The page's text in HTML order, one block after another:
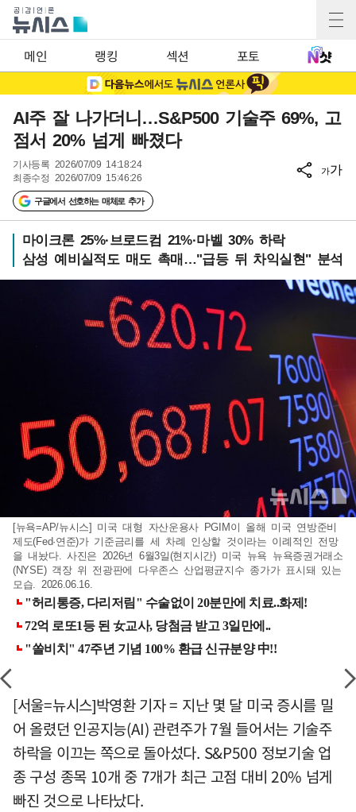
메인 랭킹 섹션 포토
AI주 잘 나가더니…S&P500 기술주 69%, 고
점서 20% 넘게 빠졌다
기사등록 2026/07/09 14:18:24
최종수정 2026/07/09 15:46:26
구글에서 선호하는 매체로 추가
가가
마이크론 25%·브로드컴 21%·마벨 30% 하락
삼성 예비실적도 매도 촉매…"급등 뒤 차익실현" 분석
[뉴욕=AP/뉴시스] 미국 대형 자산운용사 PGIM이 올해 미국 연방준비
제도(Fed·연준)가 기준금리를 세 차례 인상할 것이라는 이례적인 전망
을 내놨다. 사진은 2026년 6월3일(현지시간) 미국 뉴욕 뉴욕증권거래소
(NYSE) 객장 위 전광판에 다우존스 산업평균지수 종가가 표시돼 있는
모습. 2026.06.16.
[서울=뉴시스]박영환 기자 = 지난 몇 달 미국 증시를 밀
어 올렸던 인공지능(AI) 관련주가 7월 들어서는 기술주
하락을 이끄는 쪽으로 돌아섰다. S&P500 정보기술 업
종 구성 종목 10개 중 7개가 최근 고점 대비 20% 넘게
빠진 것으로 나타났다.